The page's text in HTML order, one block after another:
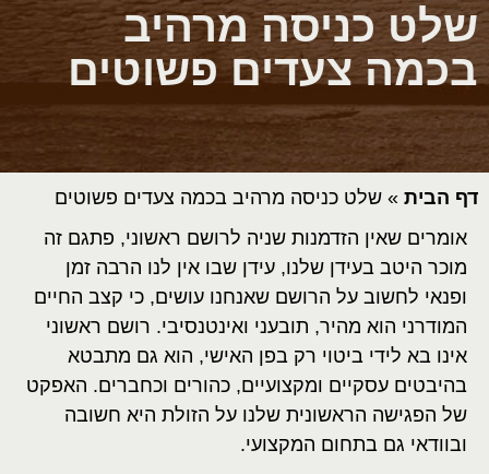
שלט כניסה מרהיב
בכמה צעדים פשוטים
דף הבית » שלט כניסה מרהיב בכמה צעדים פשוטים
אומרים שאין הזדמנות שניה לרושם ראשוני, פתגם זה
מוכר היטב בעידן שלנו, עידן שבו אין לנו הרבה זמן
ופנאי לחשוב על הרושם שאנחנו עושים, כי קצב החיים
המודרני הוא מהיר, תובעני ואינטנסיבי. רושם ראשוני
אינו בא לידי ביטוי רק בפן האישי, הוא גם מתבטא
בהיבטים עסקיים ומקצועיים, כהורים וכחברים. האפקט
של הפגישה הראשונית שלנו על הזולת היא חשובה
ובוודאי גם בתחום המקצועי.